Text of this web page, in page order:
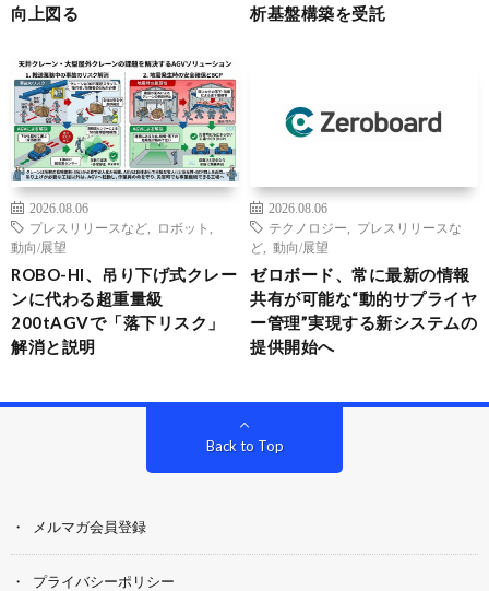
向上図る
析基盤構築を受託
2026.08.06
プレスリリースなど
ロボット
動向/展望
ROBO-HI、吊り下げ式クレー
ンに代わる超重量級
200tAGVで「落下リスク」
解消と説明
2026.08.06
テクノロジー
プレスリリースな
ど
動向/展望
ゼロボード、常に最新の情報
共有が可能な“動的サプライヤ
ー管理”実現する新システムの
提供開始へ
Back to Top
メルマガ会員登録
プライバシーポリシー